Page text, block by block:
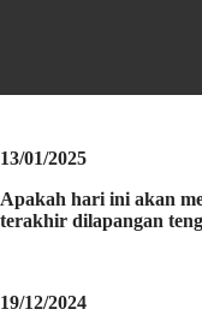
13/01/2025
Apakah hari ini akan
terakhir dilapangan
19/12/2024